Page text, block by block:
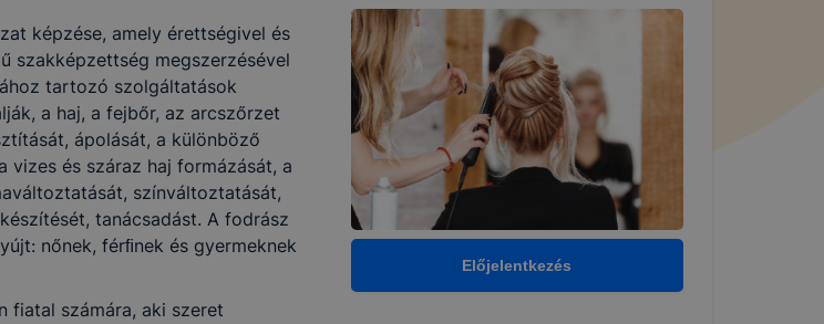
Előjelentkezés
képzése, amely érettségivel és
szakképzettség megszerzésével
tartozó szolgáltatások
a haj, a fejbőr, az arcszőrzet
ápolását, a különböző
vizes és száraz haj formázását, a
színváltoztatását,
tanácsadást. A fodrász
nőnek, férﬁnek és gyermeknek
fiatal számára, aki szeret